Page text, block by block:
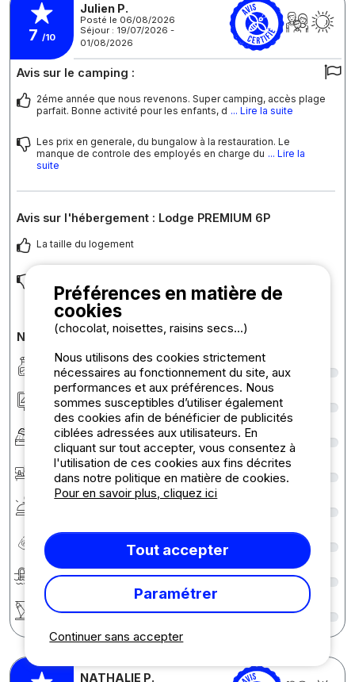
7 /10
Julien P.
Posté le 06/08/2026
Séjour : 19/07/2026 -
01/08/2026
Avis sur le camping :
2éme année que nous revenons. Super camping, accès plage
parfait. Bonne activité pour les enfants, d ... Lire la suite
Les prix en generale, du bungalow à la restauration. Le
manque de controle des employés en charge du ... Lire la
suite
Avis sur l'hébergement : Lodge PREMIUM 6P
La taille du logement
qualité des matelas bas de gamme et su ... Lire la suite
Notes détaillées du camping
Propreté
Hébergement/Emplacement
Confort
Accueil
Services
Rapport qualité/prix
Baignade
Activités / Animations
NATHALIE P.
Continuer sans accepter
Préférences en matière de
cookies
(chocolat, noisettes, raisins secs...)
Nous utilisons des cookies strictement
nécessaires au fonctionnement du site, aux
performances et aux préférences. Nous
sommes susceptibles d’utiliser également
des cookies afin de bénéficier de publicités
ciblées adressées aux utilisateurs. En
cliquant sur tout accepter, vous consentez à
l'utilisation de ces cookies aux fins décrites
dans notre politique en matière de cookies.
Pour en savoir plus, cliquez ici
Tout accepter
Paramétrer